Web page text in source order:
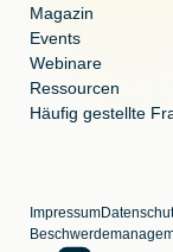
Magazin
Events
Webinare
Ressourcen
Häufig gestellte
Impressum